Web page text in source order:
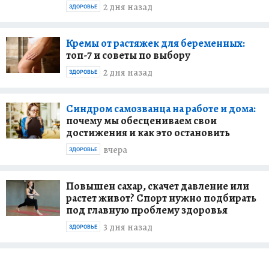
2 дня назад
ЗДОРОВЬЕ
Кремы от растяжек для беременных:
топ-7 и советы по выбору
2 дня назад
ЗДОРОВЬЕ
Синдром самозванца на работе и дома:
почему мы обесцениваем свои
достижения и как это остановить
вчера
ЗДОРОВЬЕ
Повышен сахар, скачет давление или
растет живот? Спорт нужно подбирать
под главную проблему здоровья
3 дня назад
ЗДОРОВЬЕ